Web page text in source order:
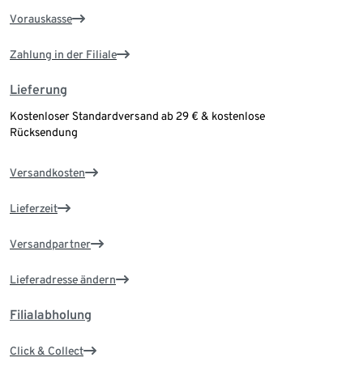
Vorauskasse
Zahlung in der Filiale
Lieferung
Kostenloser Standardversand ab 29 € & kostenlose
Rücksendung
Versandkosten
Lieferzeit
Versandpartner
Lieferadresse ändern
Filialabholung
Click & Collect